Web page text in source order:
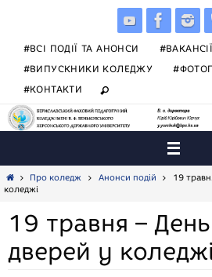
#ВСІ ПОДІЇ ТА АНОНСИ
#ВАКАНСІЇ
#ВИПУСКНИКИ КОЛЕДЖУ
#КОНТАКТИ
HomeПро коледж Анонси подій
19
коледжі
19 травня –
дверей у